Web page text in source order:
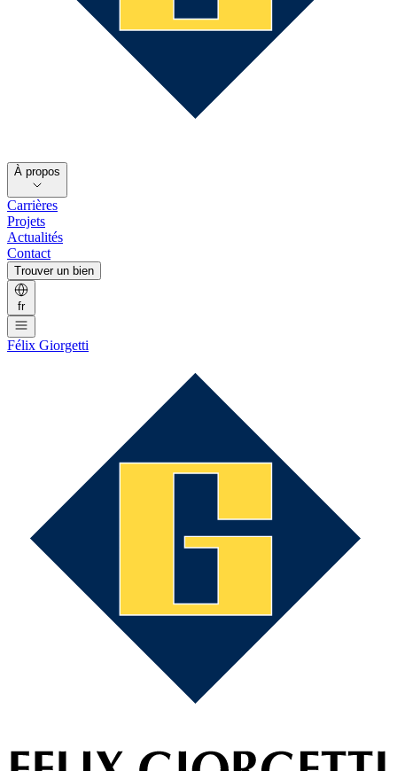
À propos
Carrières
Projets
Actualités
Contact
Trouver un bien
fr
Félix Giorgetti